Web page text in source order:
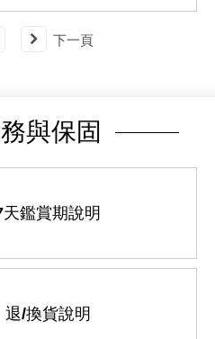
下一頁
與保固
天鑑賞期說明
退/換貨說明